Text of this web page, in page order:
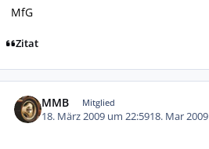
MfG
Zitat
MMB Mitglied
18. März 2009 um 22:5918. Mar 2009